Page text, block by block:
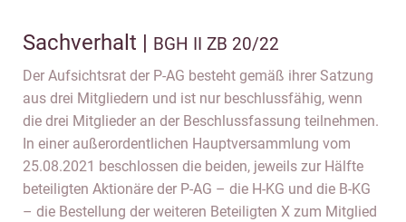
Sachverhalt | BGH II ZB 20/22
Der Aufsichtsrat der P-AG besteht gemäß ihrer Satzung
aus drei Mitgliedern und ist nur beschlussfähig, wenn
die drei Mitglieder an der Beschlussfassung teilnehmen.
In einer außerordentlichen Hauptversammlung vom
25.08.2021 beschlossen die beiden, jeweils zur Hälfte
beteiligten Aktionäre der P-AG – die H-KG und die B-KG
– die Bestellung der weiteren Beteiligten X zum Mitglied